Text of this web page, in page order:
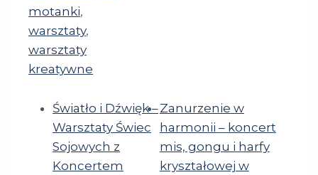
motanki,
warsztaty,
warsztaty
kreatywne
Światło i Dźwięk –
Warsztaty Świec
Sojowych z
Koncertem
Zanurzenie w
harmonii – koncert
mis, gongu i harfy
kryształowej w